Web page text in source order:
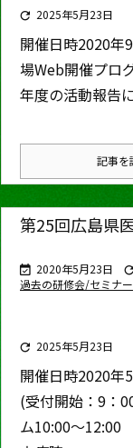
 2025年5月23日
開催日時2020年
場Web開催プロ
年度の活動報告
記事を
第25回広島県
 2020年5月23日 
過去の研修会/セミナー
 2025年5月23日
開催日時2020年
(受付開始：9：00
ム10:00～